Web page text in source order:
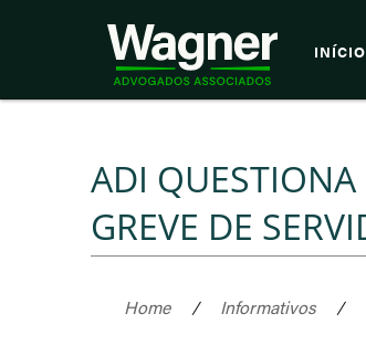
INÍCIO
ADI
GREVE DE
Home / Informativos /